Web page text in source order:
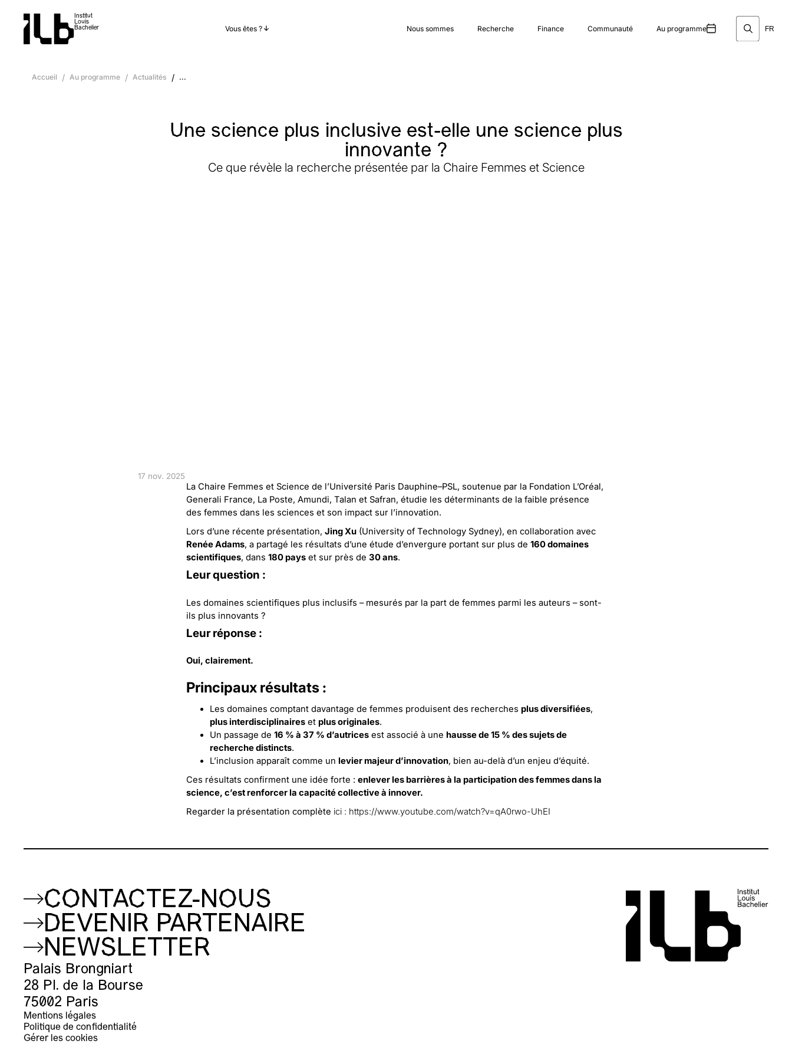
Institut
Louis
Bachelier
Vous êtes ? Nous sommes Recherche Finance Communauté Au programme FR
Accueil / Au programme / Actualités / ...
Une science plus inclusive est-elle une science plus
innovante ?
Ce que révèle la recherche présentée par la Chaire Femmes et Science
17 nov. 2025
La Chaire Femmes et Science de l’Université Paris Dauphine–PSL, soutenue par la Fondation L’Oréal,
Generali France, La Poste, Amundi, Talan et Safran, étudie les déterminants de la faible présence
des femmes dans les sciences et son impact sur l’innovation.
Lors d’une récente présentation, Jing Xu(University of Technology Sydney), en collaboration avec
Renée Adams, a partagé les résultats d’une étude d’envergure portant sur plus de 160 domaines
scientifiques, dans 180 payset sur près de 30 ans.
Leur question :
Les domaines scientifiques plus inclusifs – mesurés par la part de femmes parmi les auteurs – sont-
ils plus innovants ?
Leur réponse :
Oui, clairement.
Principaux résultats :
Les domaines comptant davantage de femmes produisent des recherches plus diversifiées,
plus interdisciplinaireset plus originales.
Un passage de 16 % à 37 % d’autricesest associé à une hausse de 15 % des sujets de
recherche distincts.
L’inclusion apparaît comme un levier majeur d’innovation, bien au-delà d’un enjeu d’équité.
Ces résultats confirment une idée forte : enlever les barrières à la participation des femmes dans la
science, c’est renforcer la capacité collective à innover.
Regarder la présentation complète ici : https://www.youtube.com/watch?v=qA0rwo-UhEI
CONTACTEZ-NOUS
DEVENIR PARTENAIRE
NEWSLETTER
Palais Brongniart
28 Pl. de la Bourse
75002 Paris
Mentions légales
Politique de confidentialité
Gérer les cookies